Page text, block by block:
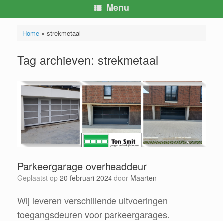
Menu
Home» strekmetaal
Tag archieven: strekmetaal
Parkeergarage overheaddeur
Geplaatst op 20 februari 2024 door Maarten
Wij leveren verschillende uitvoeringen
toegangsdeuren voor parkeergarages.